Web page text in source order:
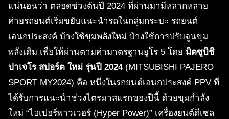
แน่นอนว่า ตลอดช่วงต้นปี 2024 ที่ผ่านมามีหลากหลาย
ค่ายรถยนต์เริ่มขยับแนะนำรถในกลุ่มกระบะ รถยนต์
เอนกประสงค์ บ้างใช้ขุมพลังใหม่ บ้างใช้การปรับจูนขุม
พลังเดิม เพื่อให้ผ่านตามค่ามาตรฐานยูโร 5 โดย มิตซูบิชิ
ปาเจโร สปอร์ต ใหม่ รุ่นปี 2024(MITSUBISHI PAJERO
SPORT MY2024) คือ หนึ่งในรถยนต์เอนกประสงค์ PPV ที่
ได้รับการแนะนำช่วงไตรมาสแรกของปีนี้ ด้วยขุมกำลัง
ใหม่ “ไฮเปอร์พาวเวอร์ (Hyper Power)” เครื่องยนต์ดีเซล